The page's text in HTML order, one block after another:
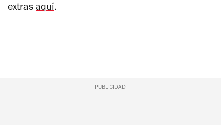
extras aquí.
PUBLICIDAD